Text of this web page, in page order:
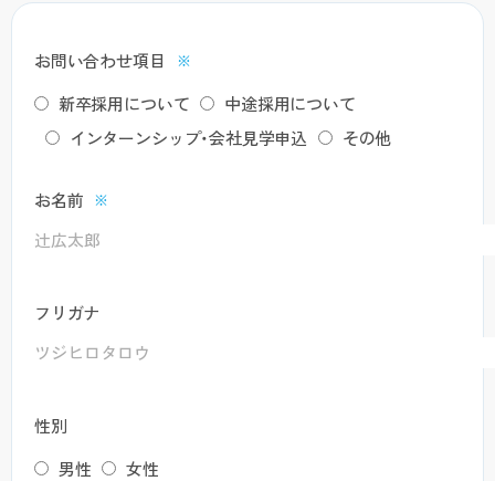
お問い合わせ項目 ※
新卒採用について
中途採用について
インターンシップ・会社見学申込
その他
お名前 ※
フリガナ
性別
男性
女性